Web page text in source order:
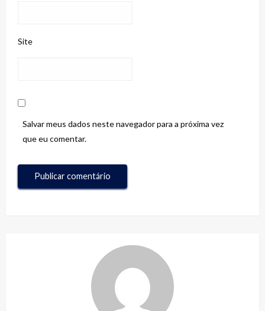
Site
Salvar meus dados neste navegador para a próxima vez
que eu comentar.